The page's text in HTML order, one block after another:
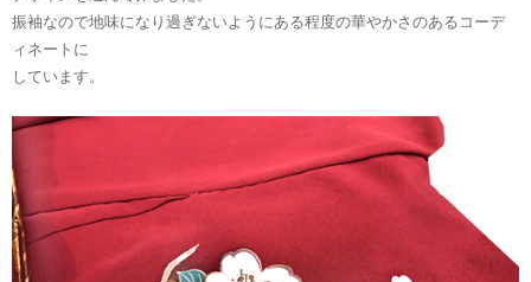
振袖なので地味になり過ぎないようにある程度の華やかさのあるコーデ
ィネートに
しています。